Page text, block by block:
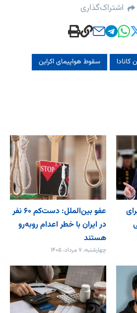
اشتراک‌گذاری
کانادا
سقوط هواپیمای اکراین
عفو بین‌الملل: دست‌کم ۶۰ نفر
در ایران با خطر اعدام روبه‌رو
هستند
چهارشنبه، ۷ مرداد، ۱۴۰۵